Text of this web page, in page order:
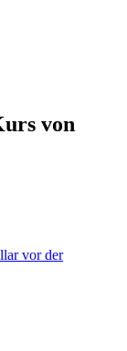
von
vor der